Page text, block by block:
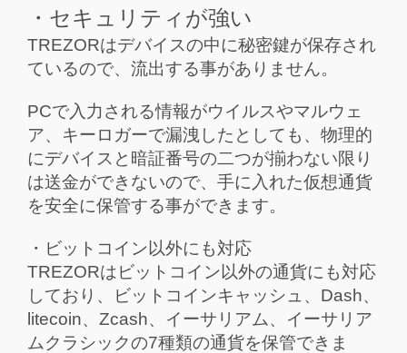
・セキュリティが強い
TREZORはデバイスの中に秘密鍵が保存され
ているので、流出する事がありません。
PCで入力される情報がウイルスやマルウェ
ア、キーロガーで漏洩したとしても、物理的
にデバイスと暗証番号の二つが揃わない限り
は送金ができないので、手に入れた仮想通貨
を安全に保管する事ができます。
・ビットコイン以外にも対応
TREZORはビットコイン以外の通貨にも対応
しており、ビットコインキャッシュ、Dash、
litecoin、Zcash、イーサリアム、イーサリア
ムクラシックの7種類の通貨を保管できま